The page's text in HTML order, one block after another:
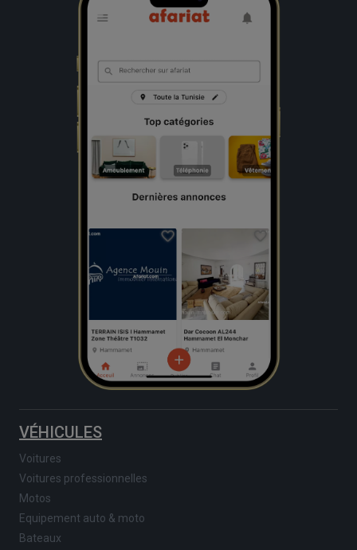
VÉHICULES
Voitures
Voitures professionnelles
Motos
Equipement auto & moto
Bateaux